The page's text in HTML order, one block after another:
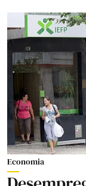
Economia